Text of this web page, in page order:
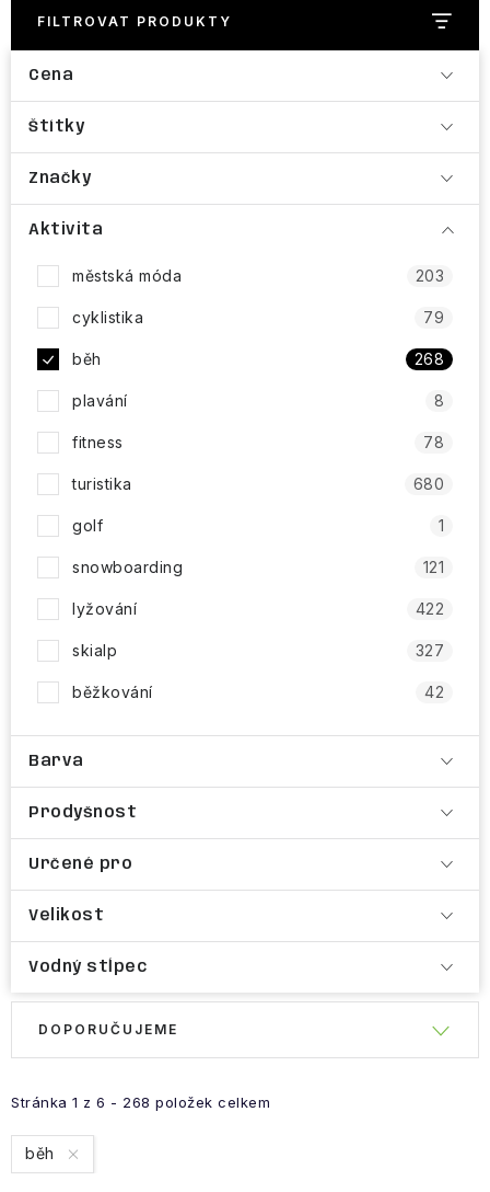
ZNAČKY
BLOG Doprava a platba
FILTROVAT PRODUKTY
Cena
Štítky
Značky
Aktivita
městská móda 203
cyklistika 79
běh 268
plavání 8
fitness 78
turistika 680
golf 1
snowboarding 121
lyžování 422
skialp 327
běžkování 42
Barva
Prodyšnost
Určené pro
Velikost
Vodný stĺpec
p
i
s
Stránka 1 z 6 - 268 položek celkem
e
n
í
DOPORUČUJEME
běh